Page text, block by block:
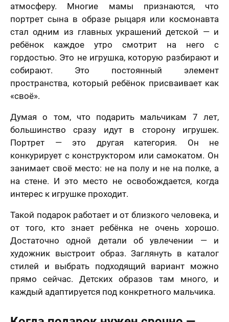
атмосферу. Многие мамы признаются, что
портрет сына в образе рыцаря или космонавта
стал одним из главных украшений детской — и
ребёнок каждое утро смотрит на него с
гордостью. Это не игрушка, которую разбирают и
собирают. Это постоянный элемент
пространства, который ребёнок присваивает как
«своё».
Думая о том, что подарить мальчикам 7 лет,
большинство сразу идут в сторону игрушек.
Портрет — это другая категория. Он не
конкурирует с конструктором или самокатом. Он
занимает своё место: не на полу и не на полке, а
на стене. И это место не освобождается, когда
интерес к игрушке проходит.
Такой подарок работает и от близкого человека, и
от того, кто знает ребёнка не очень хорошо.
Достаточно одной детали об увлечении — и
художник выстроит образ. Заглянуть в каталог
стилей и выбрать подходящий вариант можно
прямо сейчас. Детских образов там много, и
каждый адаптируется под конкретного мальчика.